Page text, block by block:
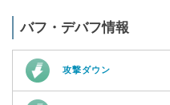
バフ・デバフ情報
攻撃ダウン